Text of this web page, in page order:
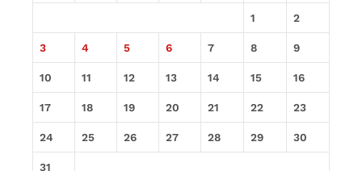
1 2
3 4 5 6 7 8 9
10 11 12 13 14 15 16
17 18 19 20 21 22 23
24 25 26 27 28 29 30
31